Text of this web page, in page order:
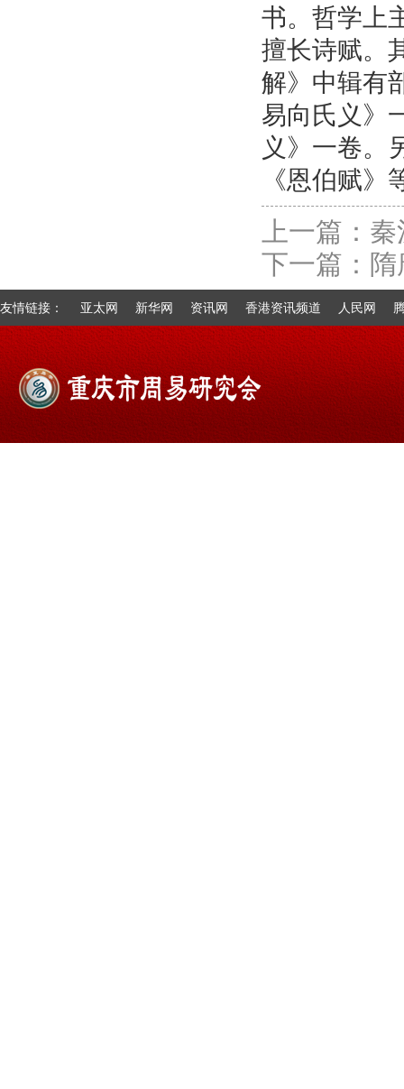
书。哲学上
擅长诗赋。
解》中辑有
易向氏义》
义》一卷。
《恩伯赋》
上一篇： 秦
下一篇：
友情链接： 亚太网 新华网 资讯网 香港资讯频道 人民网